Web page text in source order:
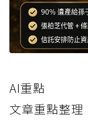
AI重點
文章重點整理